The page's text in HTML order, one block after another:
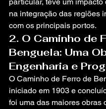
na integração das regiões
com os principais portos.
2. O Caminho de
Benguela: Uma
Engenharia e
O Caminho de Ferro de
iniciado em 1903 e
foi uma das maiores obras